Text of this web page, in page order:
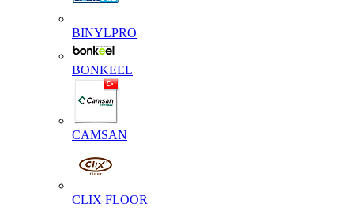
BINYLPRO
BONKEEL
CAMSAN
CLIX FLOOR